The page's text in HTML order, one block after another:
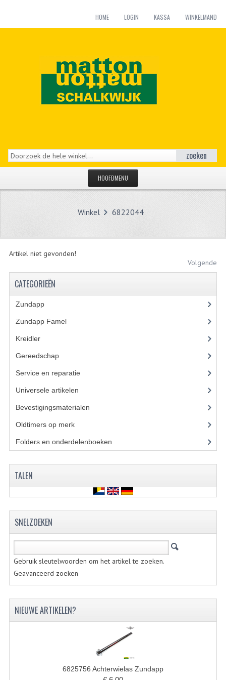
HOME LOGIN KASSA WINKELMAND
zoeken
HOOFDMENU
ZUNDAPP
BUITENBANDEN 18"
BUITENBANDEN 21"
BEPLATING
BOUTENSETS
ZUNDAPP 515 RVS
ZUNDAPP 529 RVS
BUDDY OVERTREKKEN
BUDDY SEAT ONDERDELEN
Winkel 6822044
Artikel niet gevonden!
Volgende
CATEGORIEËN
Zundapp(2591)
Zundapp Famel(61)
Kreidler(648)
Gereedschap(5)
Service en reparatie
Universele artikelen
Bevestigingsmaterialen
Oldtimers op merk(73)
Folders en onderdelenboeken
TALEN
SNELZOEKEN
Gebruik sleutelwoorden om het artikel te zoeken.
Geavanceerd zoeken
NIEUWE ARTIKELEN?
6825756 Achterwielas Zundapp